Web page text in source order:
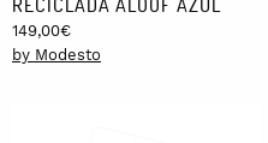
149,00€
by Modesto